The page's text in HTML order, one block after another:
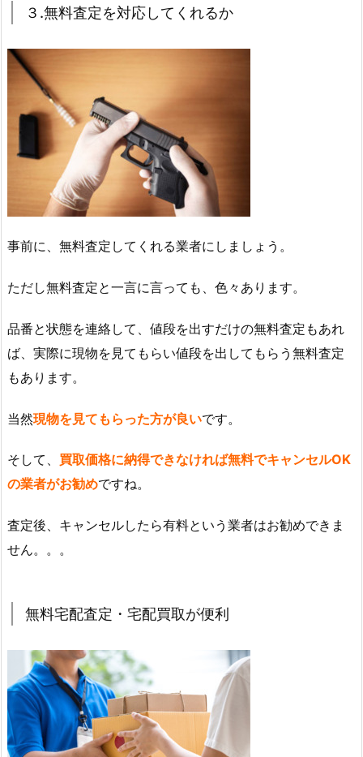
３.無料査定を対応してくれるか
事前に、無料査定してくれる業者にしましょう。
ただし無料査定と一言に言っても、色々あります。
品番と状態を連絡して、値段を出すだけの無料査定もあれ
ば、実際に現物を見てもらい値段を出してもらう無料査定
もあります。
当然現物を見てもらった方が良いです。
そして、 買取価格に納得できなければ無料でキャンセルOK
の業者がお勧めですね。
査定後、キャンセルしたら有料という業者はお勧めできま
せん。。。
無料宅配査定・宅配買取が便利